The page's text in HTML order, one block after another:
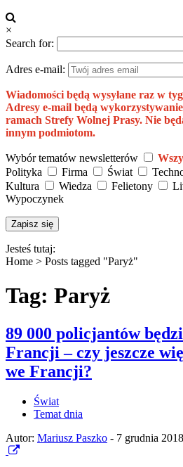
×
Search for:
Adres e-mail:
Wiadomości będą wysyłane raz w
Adresy e-mail będą
ramach Strefy Wolnej Prasy. Nie
innym podmiotom.
Wybór tematów newsletterów
Polityka
Firma Świat
Kultura
Wiedza Felietony
Wypoczynek
Jesteś tutaj:
Home > Posts tagged "Paryż"
Tag: Paryż
89 000 policjantów
Francji – czy jeszcze
we Francji?
Świat
Temat dnia
Autor: Mariusz Paszko - 7 grudnia 2018